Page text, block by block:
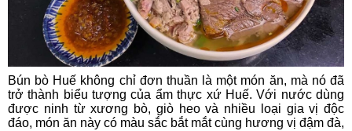
Bún bò Huế không chỉ đơn thuần là một món ăn, mà nó đã
trở thành biểu tượng của ẩm thực xứ Huế. Với nước dùng
được ninh từ xương bò, giò heo và nhiều loại gia vị độc
đáo, món ăn này có màu sắc bắt mắt cùng hương vị đậm đà,